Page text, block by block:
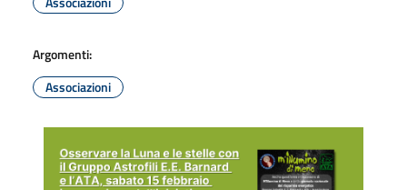
Argomenti:
Associazioni